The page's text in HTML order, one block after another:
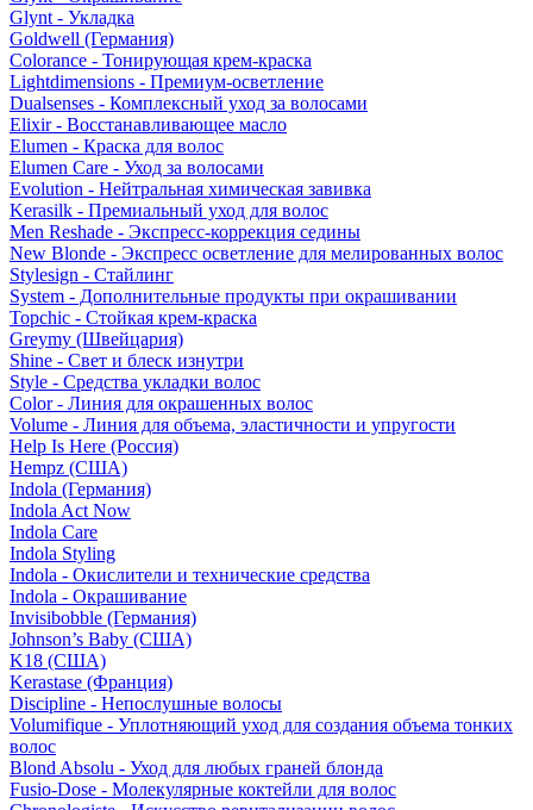
Glynt - Укладка
Goldwell (Германия)
Colorance - Тонирующая крем-краска
Lightdimensions - Премиум-осветление
Dualsenses - Комплексный уход за волосами
Elixir - Восстанавливающее масло
Elumen - Краска для волос
Elumen Care - Уход за волосами
Evolution - Нейтральная химическая завивка
Kerasilk - Премиальный уход для волос
Men Reshade - Экспресс-коррекция седины
New Blonde - Экспресс осветление для мелированных волос
Stylesign - Стайлинг
System - Дополнительные продукты при окрашивании
Topchic - Стойкая крем-краска
Greymy (Швейцария)
Shine - Свет и блеск изнутри
Style - Средства укладки волос
Color - Линия для окрашенных волос
Volume - Линия для объема, эластичности и упругости
Help Is Here (Россия)
Hempz (США)
Indola (Германия)
Indola Act Now
Indola Care
Indola Styling
Indola - Окислители и технические средства
Indola - Окрашивание
Invisibobble (Германия)
Johnson’s Baby (США)
K18 (США)
Kerastase (Франция)
Discipline - Непослушные волосы
Volumifique - Уплотняющий уход для создания объема тонких
волос
Blond Absolu - Уход для любых граней блонда
Fusio-Dose - Молекулярные коктейли для волос